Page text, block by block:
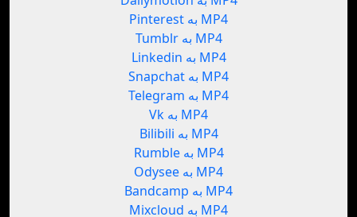
Pinterest به MP4
Tumblr به MP4
Linkedin به MP4
Snapchat به MP4
Telegram به MP4
Vk به MP4
Bilibili به MP4
Rumble به MP4
Odysee به MP4
Bandcamp به MP4
Mixcloud به MP4